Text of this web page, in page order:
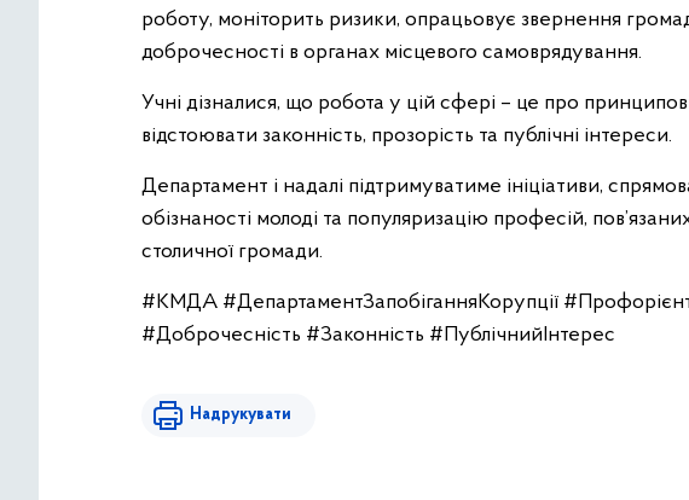
роботу, моніторить ризики, опрацьовує звернення
доброчесності в органах місцевого самоврядування.
Учні дізналися, що робота у цій сфері – це про
відстоювати законність, прозорість та публічні інтереси.
Департамент і надалі підтримуватиме ініціативи,
обізнаності молоді та популяризацію професій,
столичної громади.
#КМДА #ДепартаментЗапобіганняКорупції
#Доброчесність #Законність #ПублічнийІнтерес
Надрукувати